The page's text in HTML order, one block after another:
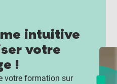
intuitive
votre
!
votre formation sur